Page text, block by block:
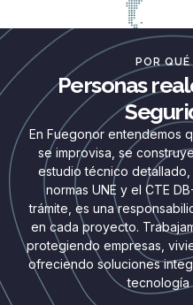
POR
Personas
En Fuegonor entendemos
se improvisa, se
estudio técnico detallado,
normas UNE y el CTE
trámite, es una
en cada proyecto.
protegiendo empresas,
ofreciendo soluciones
tecnología